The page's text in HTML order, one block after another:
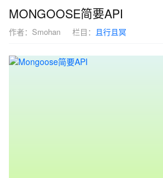
MONGOOSE简要API
作者： Smohan 栏目： 且行且冥